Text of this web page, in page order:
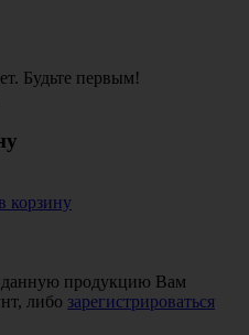
Будьте первым!
корзину
данную продукцию Вам
либо зарегистрироваться